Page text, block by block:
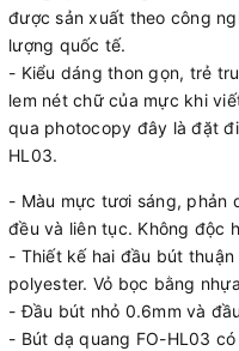
được sản xuất theo công
lượng quốc tế.
- Kiểu dáng thon gọn, trẻ
lem nét chữ của mực khi
qua photocopy đây là đặt
HL03.
- Màu mực tươi sáng, phản
đều và liên tục. Không độc
- Thiết kế hai đầu bút
polyester. Vỏ bọc bằng
- Đầu bút nhỏ 0.6mm và
- Bút dạ quang FO-HL03